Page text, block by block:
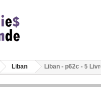
Liban Liban - p62c - 5